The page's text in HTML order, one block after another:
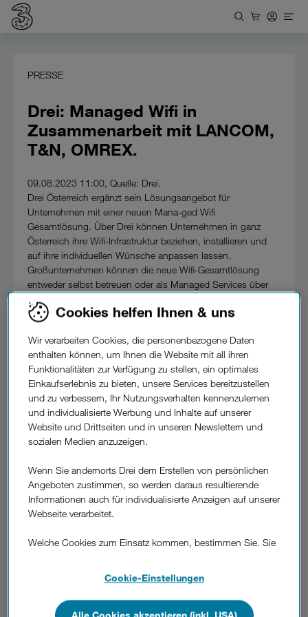
PRESSE
Drei: Managed Wifi in
Zusammenarbeit mit LANCOM,
T&N, OMREX.
09.08.2023 11:00, Quelle: Drei.
Drei Österreich ergänzt sein Lösungsangebot für
Unternehmen mit einer neuen Mana-ged Wifi
Gesamtlösung. Über Drei können Unternehmen in ganz
Österreich ihre Wifi-Infrastruktur beziehen, installieren und
auf ihre individuellen Wünsche anpassen lassen.
Großunternehmen können die neue Wifi-Gesamtlösung
entweder selbst betreuen oder als Managed Services über
deutschen Netzwerkhersteller LANCOM Systems und den
Mit der maßgeschneiderten, neuen Managed Wifi Lösung
von Drei, LANCOM, T&N und OM-REX lassen sich WLAN-
Netzwerke jeder Größe hochautomatisiert konfigurieren,
ausrollen und per Fernzugriff zentral als Managed Service
verwalten. Die eigene Wifi-Infrastruktur ist indivi-duell
erweiterbar, zum Beispiel mit Gäste-WLAN, mit einer voll
integrierten Firewall oder Hot-Spot Funktionalität. Mittels
Administrationsaufwand für alle Standorte minimieren und
wertvolle IT-Ressourcen für ihr Kerngeschäft
zurückgewinnen. Unterschiedliche Service Level sorgen
dabei für passgenauen Support.
Drei Bereichsleiter für Geschäftskunden Christian Kohl: "Ich
maßgeschneiderte Lösung für WLAN-Netzwerke anbieten
können. Managed Wifi wird über die Cloud zentral verwaltet
und bietet Kunden eine sichere, standortübergreifende
Cookies helfen Ihnen & uns
Wir verarbeiten Cookies, die personenbezogene Daten
enthalten können, um Ihnen die Website mit all ihren
Funktionalitäten zur Verfügung zu stellen, ein optimales
Einkaufserlebnis zu bieten, unsere Services bereitzustellen
und zu verbessern, Ihr Nutzungsverhalten kennenzulernen
und individualisierte Werbung und Inhalte auf unserer
Website und Drittseiten und in unseren Newslettern und
sozialen Medien anzuzeigen.
Wenn Sie andernorts Drei dem Erstellen von persönlichen
Angeboten zustimmen, so werden daraus resultierende
Informationen auch für individualisierte Anzeigen auf unserer
Webseite verarbeitet.
Welche Cookies zum Einsatz kommen, bestimmen Sie. Sie
Details und alle Optionen finden Sie unter „Cookie-
Cookie-Einstellungen
Alle Cookies akzeptieren (inkl. USA)